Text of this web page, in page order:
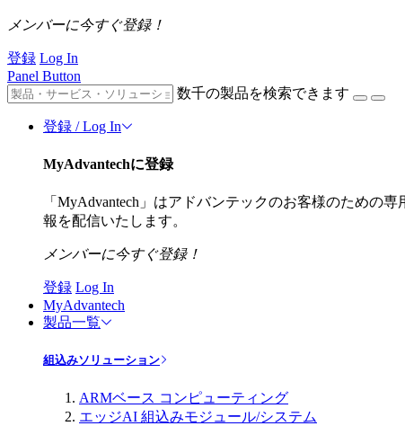
メンバーに今すぐ登録！
登録 Log In
Panel Button
数千の製品を検索できます
登録 / Log In
MyAdvantechに登録
「MyAdvantech」はアドバンテックのお客様のための
報を配信いたします。
メンバーに今すぐ登録！
登録 Log In
MyAdvantech
製品一覧
組込みソリューション
ARMベース コンピューティング
エッジAI 組込みモジュール/システム